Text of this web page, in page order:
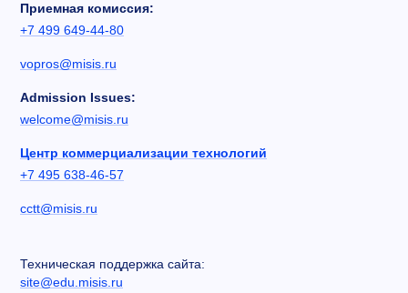
Приемная комиссия:
+7 499 649-44-80
vopros@misis.ru
Admission Issues:
welcome@misis.ru
Центр коммерциализации технологий
+7 495 638-46-57
cctt@misis.ru
Техническая поддержка сайта:
site@edu.misis.ru